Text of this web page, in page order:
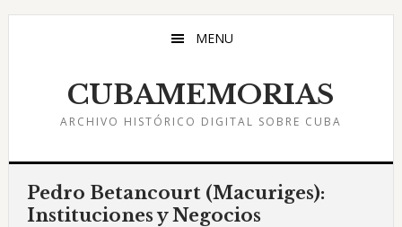
Saltar
Saltar
Saltar
MENU
CUBAMEMORIAS
ARCHIVO HISTÓRICO DIGITAL SOBRE CUBA
Pedro Betancourt (Macuriges):
Instituciones y Negocios